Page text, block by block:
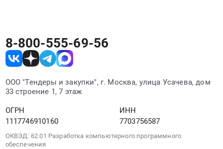
8-800-555-69-56
ООО "Тендеры и закупки", г. Москва, улица Усачева, дом
33 строение 1, 7 этаж
ОГРН
1117746910160
ИНН
7703756587
ОКВЭД: 62.01 Разработка компьютерного программного
обеспечения